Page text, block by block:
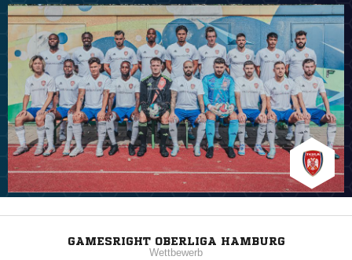
GAMESRIGHT OBERLIGA HAMBURG
Wettbewerb